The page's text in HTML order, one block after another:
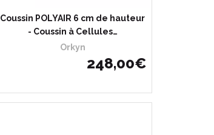
Coussin POLYAIR 6 cm de hauteur
- Coussin à Cellules…
Orkyn
248,00€